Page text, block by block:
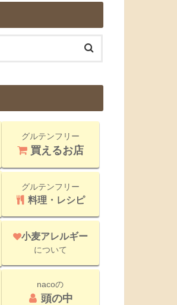
グルテンフリー
買えるお店
グルテンフリー
料理・レシピ
小麦アレルギー
について
nacoの
頭の中